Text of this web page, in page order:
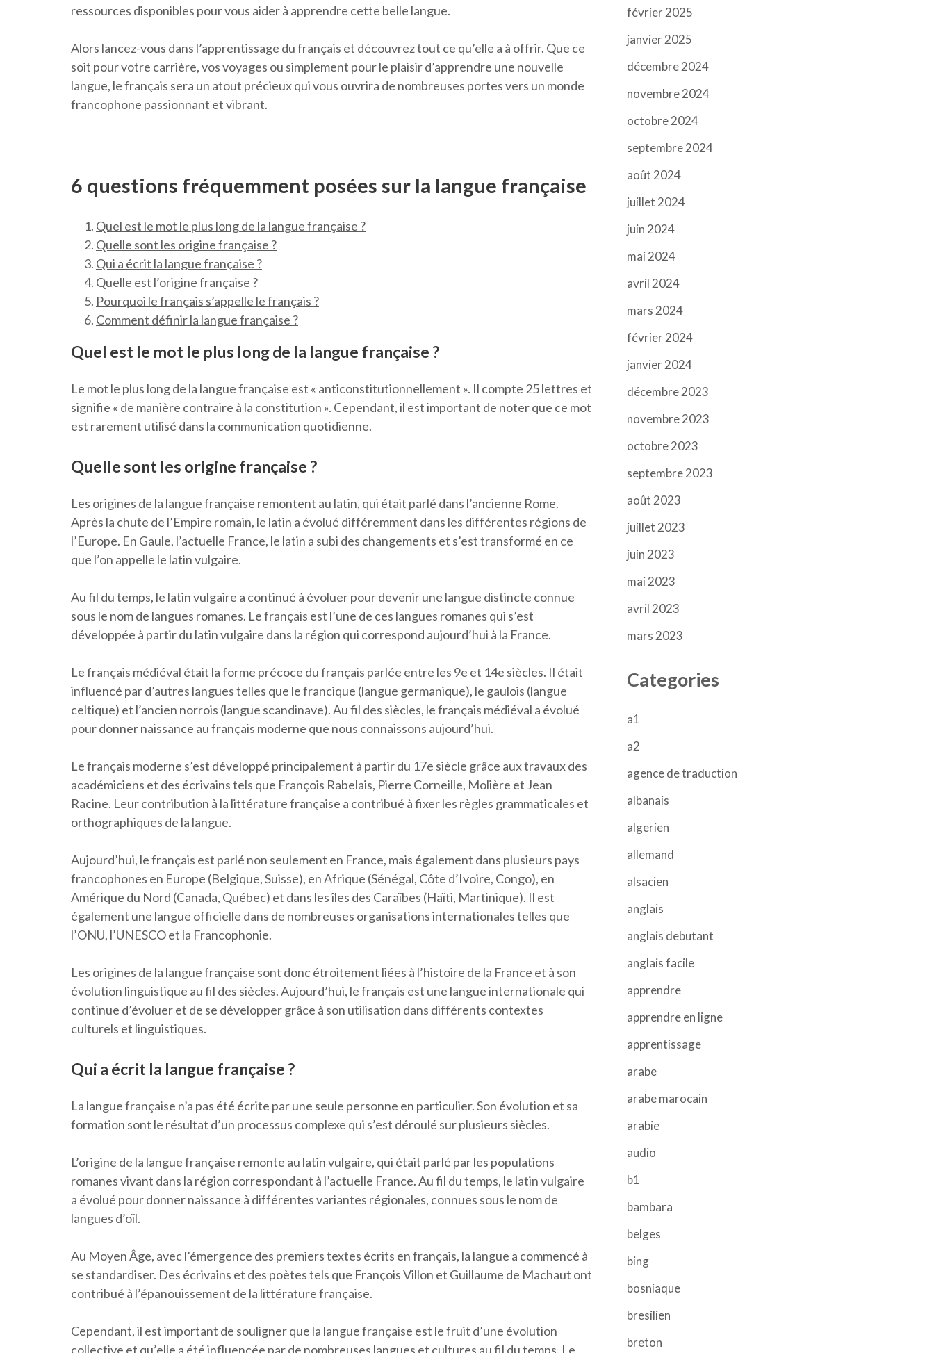
ressources disponibles pour vous aider à apprendre cette belle langue.
Alors lancez-vous dans l’apprentissage du français et découvrez tout ce qu’elle a à offrir. Que ce
soit pour votre carrière, vos voyages ou simplement pour le plaisir d’apprendre une nouvelle
langue, le français sera un atout précieux qui vous ouvrira de nombreuses portes vers un monde
francophone passionnant et vibrant.
6 questions fréquemment posées sur la langue française
Quel est le mot le plus long de la langue française ?
Quelle sont les origine française ?
Qui a écrit la langue française ?
Quelle est l’origine française ?
Pourquoi le français s’appelle le français ?
Comment définir la langue française ?
Quel est le mot le plus long de la langue française ?
Le mot le plus long de la langue française est « anticonstitutionnellement ». Il compte 25 lettres et
signifie « de manière contraire à la constitution ». Cependant, il est important de noter que ce mot
est rarement utilisé dans la communication quotidienne.
Quelle sont les origine française ?
Les origines de la langue française remontent au latin, qui était parlé dans l’ancienne Rome.
Après la chute de l’Empire romain, le latin a évolué différemment dans les différentes régions de
l’Europe. En Gaule, l’actuelle France, le latin a subi des changements et s’est transformé en ce
que l’on appelle le latin vulgaire.
Au fil du temps, le latin vulgaire a continué à évoluer pour devenir une langue distincte connue
sous le nom de langues romanes. Le français est l’une de ces langues romanes qui s’est
développée à partir du latin vulgaire dans la région qui correspond aujourd’hui à la France.
Le français médiéval était la forme précoce du français parlée entre les 9e et 14e siècles. Il était
influencé par d’autres langues telles que le francique (langue germanique), le gaulois (langue
celtique) et l’ancien norrois (langue scandinave). Au fil des siècles, le français médiéval a évolué
pour donner naissance au français moderne que nous connaissons aujourd’hui.
Le français moderne s’est développé principalement à partir du 17e siècle grâce aux travaux des
académiciens et des écrivains tels que François Rabelais, Pierre Corneille, Molière et Jean
Racine. Leur contribution à la littérature française a contribué à fixer les règles grammaticales et
orthographiques de la langue.
Aujourd’hui, le français est parlé non seulement en France, mais également dans plusieurs pays
francophones en Europe (Belgique, Suisse), en Afrique (Sénégal, Côte d’Ivoire, Congo), en
Amérique du Nord (Canada, Québec) et dans les îles des Caraïbes (Haïti, Martinique). Il est
également une langue officielle dans de nombreuses organisations internationales telles que
l’ONU, l’UNESCO et la Francophonie.
Les origines de la langue française sont donc étroitement liées à l’histoire de la France et à son
évolution linguistique au fil des siècles. Aujourd’hui, le français est une langue internationale qui
continue d’évoluer et de se développer grâce à son utilisation dans différents contextes
culturels et linguistiques.
Qui a écrit la langue française ?
La langue française n’a pas été écrite par une seule personne en particulier. Son évolution et sa
formation sont le résultat d’un processus complexe qui s’est déroulé sur plusieurs siècles.
L’origine de la langue française remonte au latin vulgaire, qui était parlé par les populations
romanes vivant dans la région correspondant à l’actuelle France. Au fil du temps, le latin vulgaire
a évolué pour donner naissance à différentes variantes régionales, connues sous le nom de
langues d’oïl.
Au Moyen Âge, avec l’émergence des premiers textes écrits en français, la langue a commencé à
se standardiser. Des écrivains et des poètes tels que François Villon et Guillaume de Machaut ont
contribué à l’épanouissement de la littérature française.
Cependant, il est important de souligner que la langue française est le fruit d’une évolution
collective et qu’elle a été influencée par de nombreuses langues et cultures au fil du temps. Le
février 2025
janvier 2025
décembre 2024
novembre 2024
octobre 2024
septembre 2024
août 2024
juillet 2024
juin 2024
mai 2024
avril 2024
mars 2024
février 2024
janvier 2024
décembre 2023
novembre 2023
octobre 2023
septembre 2023
août 2023
juillet 2023
juin 2023
mai 2023
avril 2023
mars 2023
Categories
a1
a2
agence de traduction
albanais
algerien
allemand
alsacien
anglais
anglais debutant
anglais facile
apprendre
apprendre en ligne
apprentissage
arabe
arabe marocain
arabie
audio
b1
bambara
belges
bing
bosniaque
bresilien
breton